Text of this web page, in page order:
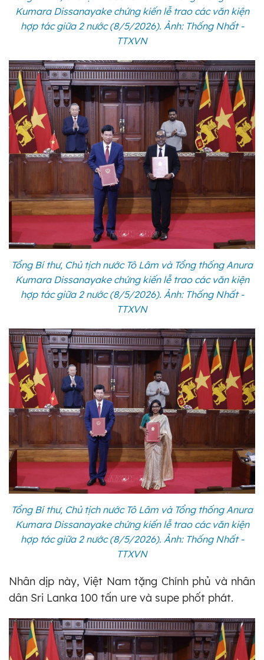
Kumara Dissanayake chứng kiến lễ trao các văn kiện
hợp tác giữa 2 nước (8/5/2026). Ảnh: Thống Nhất -
TTXVN
Tổng Bí thư, Chủ tịch nước Tô Lâm và Tổng thống Anura
Kumara Dissanayake chứng kiến lễ trao các văn kiện
hợp tác giữa 2 nước (8/5/2026). Ảnh: Thống Nhất -
TTXVN
Tổng Bí thư, Chủ tịch nước Tô Lâm và Tổng thống Anura
Kumara Dissanayake chứng kiến lễ trao các văn kiện
hợp tác giữa 2 nước (8/5/2026). Ảnh: Thống Nhất -
TTXVN
Nhân dịp này, Việt Nam tặng Chính phủ và nhân
dân Sri Lanka 100 tấn ure và supe phốt phát.